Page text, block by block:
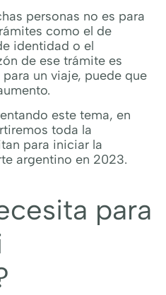
personas no es para
como el de
identidad o el
de ese trámite es
un viaje, puede que
este tema, en
toda la
para iniciar la
argentino en 2023.
para